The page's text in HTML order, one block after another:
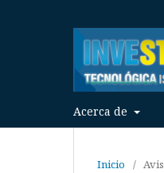
Acerca de
Inicio /